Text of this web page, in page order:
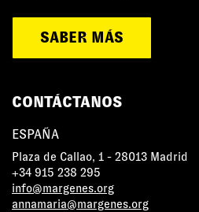
SABER MÁS
CONTÁCTANOS
ESPAÑA
Plaza de Callao, 1 - 28013 Madrid
+34 915 238 295
info@margenes.org
annamaria@margenes.org